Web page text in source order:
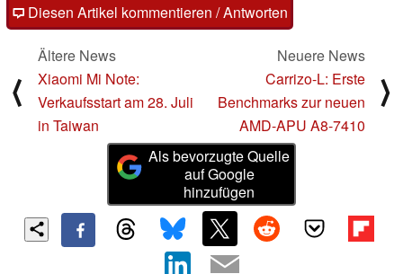
Diesen Artikel kommentieren / Antworten
⟨
Ältere News
Xiaomi Mi Note:
Verkaufsstart am 28. Juli
in Taiwan
Neuere News
Carrizo-L: Erste
Benchmarks zur neuen
AMD-APU A8-7410
⟩
Als bevorzugte Quelle
auf Google
hinzufügen